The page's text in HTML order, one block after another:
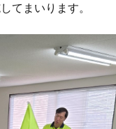
てまいります。